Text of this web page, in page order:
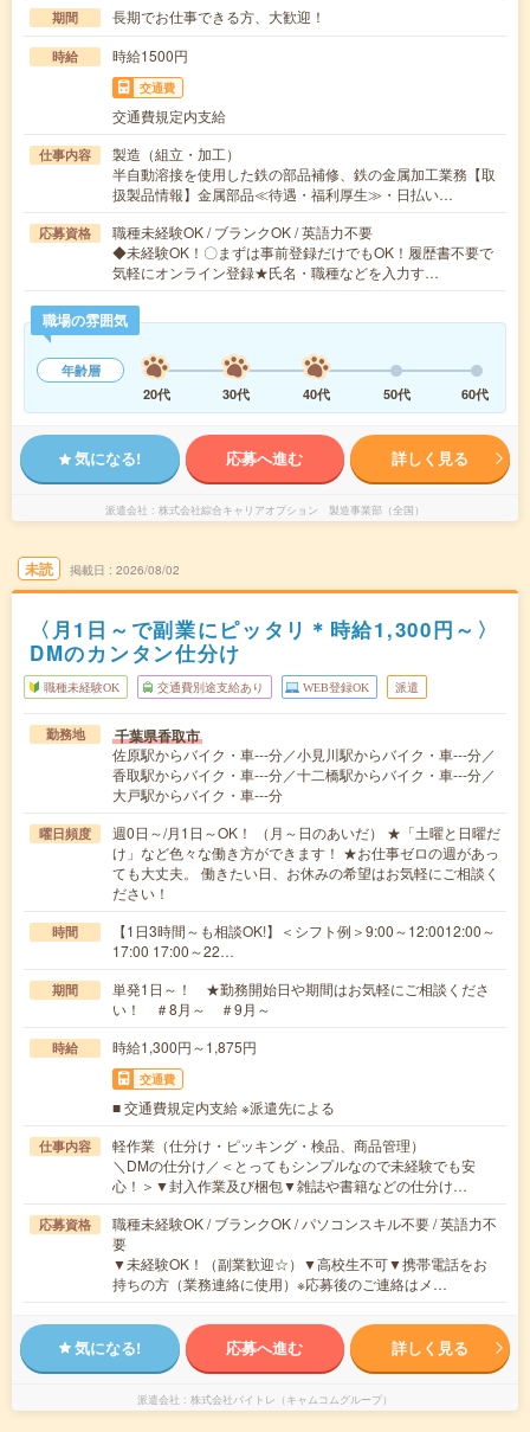
期間 長期でお仕事できる方、大歓迎！
時給 時給1500円
交通費
交通費規定内支給
仕事内容
製造（組立・加工）
半自動溶接を使用した鉄の部品補修、鉄の金属加工業務【取
扱製品情報】金属部品≪待遇・福利厚生≫・日払い…
応募資格
職種未経験OK / ブランクOK / 英語力不要
◆未経験OK！〇まずは事前登録だけでもOK！履歴書不要で
気軽にオンライン登録★氏名・職種などを入力す…
職場の雰囲気
年齢層
20代
30代 40代 50代 60代
気になる! 応募へ進む 詳しく見る
派遣会社 株式会社綜合キャリアオプション 製造事業部（全国）
未読 掲載日 2026/08/02
〈月1日～で副業にピッタリ＊時給1,300円～〉
DMのカンタン仕分け
職種未経験OK 交通費別途支給あり WEB登録OK 派遣
勤務地 千葉県香取市
佐原駅からバイク・車---分／小見川駅からバイク・車---分／
香取駅からバイク・車---分／十二橋駅からバイク・車---分／
大戸駅からバイク・車---分
曜日頻度
週0日～/月1日～OK！ （月～日のあいだ） ★「土曜と日曜だ
け」など色々な働き方ができます！ ★お仕事ゼロの週があっ
ても大丈夫。 働きたい日、お休みの希望はお気軽にご相談く
ださい！
時間
【1日3時間～も相談OK!】＜シフト例＞9:00～12:0012:00～
17:00 17:00～22…
期間
単発1日～！ ★勤務開始日や期間はお気軽にご相談くださ
い！ ＃8月～ ＃9月～
時給 時給1,300円～1,875円
交通費
■ 交通費規定内支給 ※派遣先による
仕事内容
軽作業（仕分け・ピッキング・検品、商品管理）
＼DMの仕分け／＜とってもシンプルなので未経験でも安
心！＞▼封入作業及び梱包▼雑誌や書籍などの仕分け…
応募資格
職種未経験OK / ブランクOK / パソコンスキル不要 / 英語力不
要
▼未経験OK！（副業歓迎☆）▼高校生不可▼携帯電話をお
持ちの方（業務連絡に使用）※応募後のご連絡はメ…
気になる! 応募へ進む 詳しく見る
派遣会社 株式会社バイトレ（キャムコムグループ）